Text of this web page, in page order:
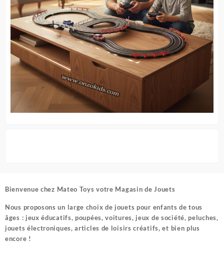
Bienvenue chez Mateo Toys votre Magasin de Jouets
Nous proposons un large choix de jouets pour enfants de tous
âges : jeux éducatifs, poupées, voitures, jeux de société, peluches,
jouets électroniques, articles de loisirs créatifs, et bien plus
encore !